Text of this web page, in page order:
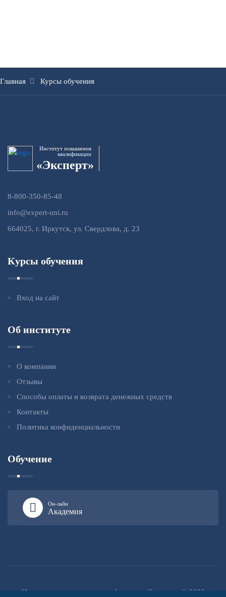
Главная Курсы обучения
Институт повышения
квалификации
«Эксперт»
8-800-350-85-48
info@expert-uni.ru
664025, г. Иркутск, ул. Свердлова, д. 23
Курсы обучения
Вход на сайт
Об институте
О компании
Отзывы
Способы оплаты и возврата денежных средств
Контакты
Политика конфиденциальности
Обучение
Он-лайн
Академия
Институт повышения квалификации «Эксперт» © 2026